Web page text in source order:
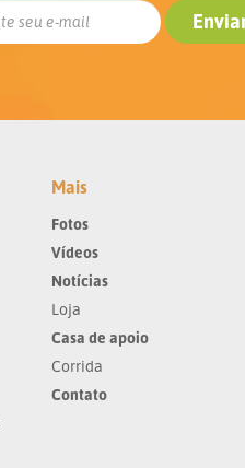
Mais
Fotos
Vídeos
Notícias
Loja
Casa de apoio
Corrida
Contato